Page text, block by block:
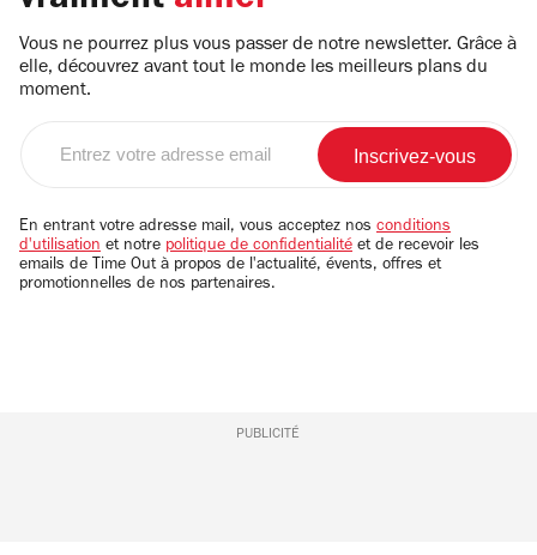
Vous ne pourrez plus vous passer de notre newsletter. Grâce à
elle, découvrez avant tout le monde les meilleurs plans du
moment.
email
En entrant votre adresse mail, vous acceptez nos conditions
d'utilisation et notre politique de confidentialité et de recevoir les
emails de Time Out à propos de l'actualité, évents, offres et
promotionnelles de nos partenaires.
PUBLICITÉ